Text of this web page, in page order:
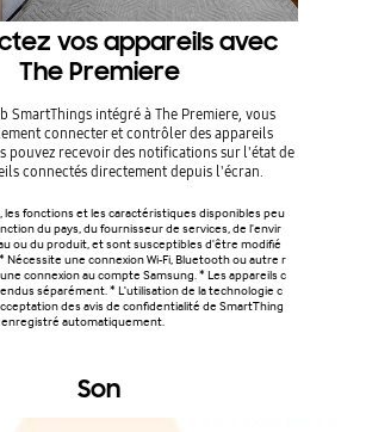
vos appareils avec
The Premiere
SmartThings intégré à The Premiere, vous
connecter et contrôler des appareils
pouvez recevoir des notifications sur l'état de
connectés directement depuis l'écran.
les fonctions et les caractéristiques disponibles peu
du pays, du fournisseur de services, de l'envir
ou du produit, et sont susceptibles d'être modifié
Nécessite une connexion Wi-Fi, Bluetooth ou autre r
connexion au compte Samsung. * Les appareils c
séparément. * L'utilisation de la technologie c
des avis de confidentialité de SmartThing
enregistré automatiquement.
Son